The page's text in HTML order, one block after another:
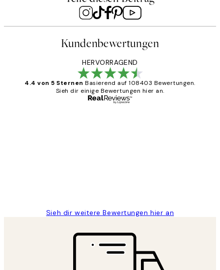
Kundenbewertungen
HERVORRAGEND
4.4 von 5 Sternen Basierend auf 108403 Bewertungen.
Sieh dir einige Bewertungen hier an.
Sieh dir weitere Bewertungen hier an